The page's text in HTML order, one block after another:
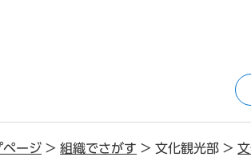
ページ > 組織でさがす > 文化観光部 >